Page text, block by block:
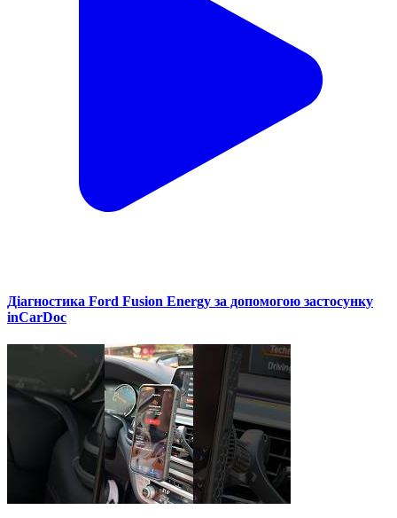
Діагностика Ford Fusion Energy за допомогою застосунку
inCarDoc